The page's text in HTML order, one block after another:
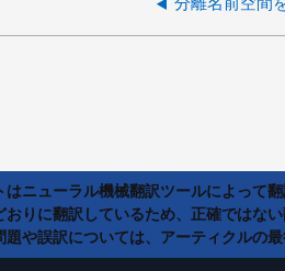
はニューラル機械翻訳ツールによって
おりに翻訳しているため、正確ではな
題や誤訳については、アーティクルの